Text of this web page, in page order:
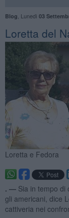
Blog Lunedì 03
​Loretta del
Loretta e Fedora
. — Sia in tempo di
gli americani, dice
cattiveria nei